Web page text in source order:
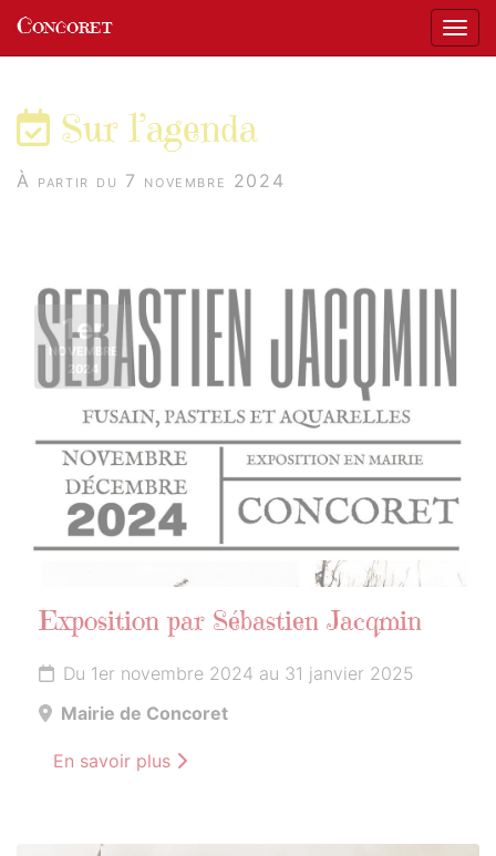
Concoret
Sur l’agenda
À partir du 7 novembre 2024
1er
NOVEMBRE
2024
Exposition par Sébastien Jacqmin
Du 1er novembre 2024 au 31 janvier 2025
Mairie de Concoret
En savoir plus
Panneau de gestion des cookies